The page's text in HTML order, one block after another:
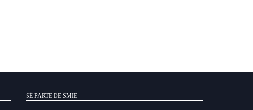
SÉ PARTE DE SMIE